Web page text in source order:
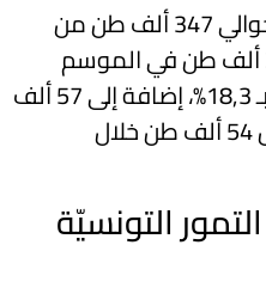
وتتوزّع الصابة المقدّرة إلى حوالي 347 ألف طن من
صنف دقلة النور مقابل 293 ألف طن في الموسم
الفارط، أي بنسبة تطوّر تُقدّر بـ 18,3%، إضافة إلى 57 ألف
طن من تمور المطلق مقابل 54 ألف طن خلال
التونسيّة